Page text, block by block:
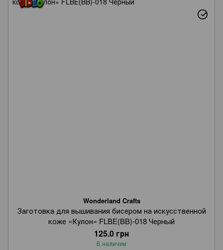
Wonderland Crafts
Заготовка для вышивания бисером на искусственной
коже «Кулон» FLBE(BB)-018 Черный
125.0 грн
В наличии